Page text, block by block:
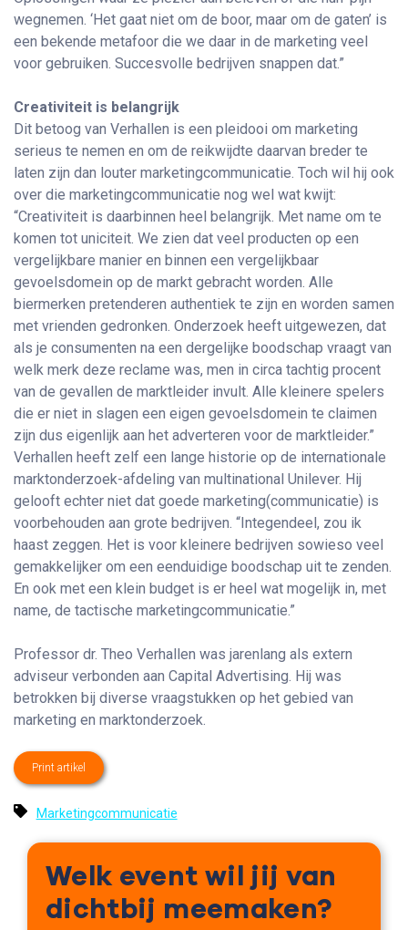
wegnemen. ‘Het gaat niet om de boor, maar om de gaten’ is
een bekende metafoor die we daar in de marketing veel
voor gebruiken. Succesvolle bedrijven snappen dat.”
Creativiteit is belangrijk
Dit betoog van Verhallen is een pleidooi om marketing
serieus te nemen en om de reikwijdte daarvan breder te
laten zijn dan louter marketingcommunicatie. Toch wil hij ook
over die marketingcommunicatie nog wel wat kwijt:
“Creativiteit is daarbinnen heel belangrijk. Met name om te
komen tot uniciteit. We zien dat veel producten op een
vergelijkbare manier en binnen een vergelijkbaar
gevoelsdomein op de markt gebracht worden. Alle
biermerken pretenderen authentiek te zijn en worden samen
met vrienden gedronken. Onderzoek heeft uitgewezen, dat
als je consumenten na een dergelijke boodschap vraagt van
welk merk deze reclame was, men in circa tachtig procent
van de gevallen de marktleider invult. Alle kleinere spelers
die er niet in slagen een eigen gevoelsdomein te claimen
zijn dus eigenlijk aan het adverteren voor de marktleider.”
Verhallen heeft zelf een lange historie op de internationale
marktonderzoek-afdeling van multinational Unilever. Hij
gelooft echter niet dat goede marketing(communicatie) is
voorbehouden aan grote bedrijven. “Integendeel, zou ik
haast zeggen. Het is voor kleinere bedrijven sowieso veel
gemakkelijker om een eenduidige boodschap uit te zenden.
En ook met een klein budget is er heel wat mogelijk in, met
name, de tactische marketingcommunicatie.”
Professor dr. Theo Verhallen was jarenlang als extern
adviseur verbonden aan Capital Advertising. Hij was
betrokken bij diverse vraagstukken op het gebied van
marketing en marktonderzoek.
Print artikel
Marketingcommunicatie
Welk event wil jij van
dichtbij meemaken?